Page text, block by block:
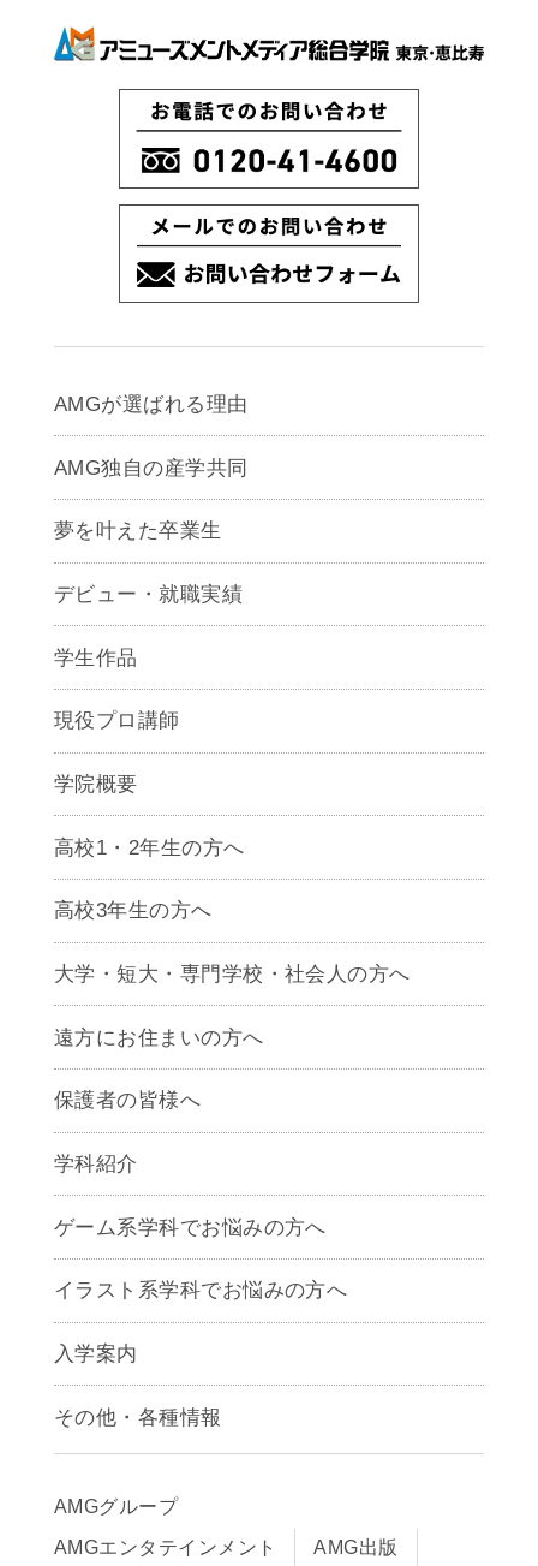
AMGが選ばれる理由
AMG独自の産学共同
夢を叶えた卒業生
デビュー・就職実績
学生作品
現役プロ講師
学院概要
高校1・2年生の方へ
高校3年生の方へ
大学・短大・専門学校・社会人の方へ
遠方にお住まいの方へ
保護者の皆様へ
学科紹介
ゲームクリエイター学科
CG学科
アニメーション学科
声優学科
ゲーム系学科でお悩みの方へ
イラスト系学科でお悩みの方へ
入学案内
募集要項
早期出願制度・AOエントリー
入学までの流れ
学費サポート・各種制度
その他・各種情報
アクセス
サイトポリシー
AMGグループ
AMGエンタテインメント
AMG出版